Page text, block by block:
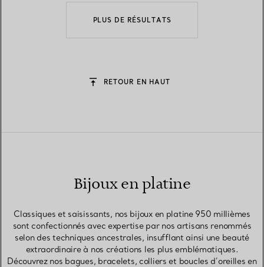
PLUS DE RÉSULTATS
RETOUR EN HAUT
Bijoux en platine
Classiques et saisissants, nos bijoux en platine 950 millièmes
sont confectionnés avec expertise par nos artisans renommés
selon des techniques ancestrales, insufflant ainsi une beauté
extraordinaire à nos créations les plus emblématiques.
Découvrez nos bagues, bracelets, colliers et boucles d’oreilles en